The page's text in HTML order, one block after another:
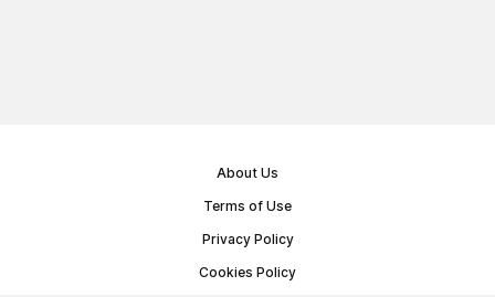
About Us
Terms of Use
Privacy Policy
Cookies Policy